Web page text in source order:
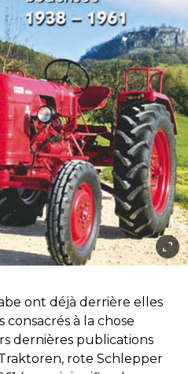
ont déjà derrière elles
à la chose
dernières publications
rote Schlepper